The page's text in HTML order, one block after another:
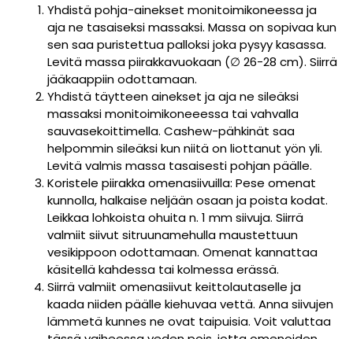
Yhdistä pohja-ainekset monitoimikoneessa ja
aja ne tasaiseksi massaksi. Massa on sopivaa kun
sen saa puristettua palloksi joka pysyy kasassa.
Levitä massa piirakkavuokaan (∅ 26-28 cm). Siirrä
jääkaappiin odottamaan.
Yhdistä täytteen ainekset ja aja ne sileäksi
massaksi monitoimikoneeessa tai vahvalla
sauvasekoittimella. Cashew-pähkinät saa
helpommin sileäksi kun niitä on liottanut yön yli.
Levitä valmis massa tasaisesti pohjan päälle.
Koristele piirakka omenasiivuilla: Pese omenat
kunnolla, halkaise neljään osaan ja poista kodat.
Leikkaa lohkoista ohuita n. 1 mm siivuja. Siirrä
valmiit siivut sitruunamehulla maustettuun
vesikippoon odottamaan. Omenat kannattaa
käsitellä kahdessa tai kolmessa erässä.
Siirrä valmiit omenasiivut keittolautaselle ja
kaada niiden päälle kiehuvaa vettä. Anna siivujen
lämmetä kunnes ne ovat taipuisia. Voit valuttaa